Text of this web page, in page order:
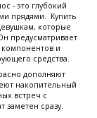
- это глубокий
прядями. Купить
которые
предусматривает
компонентов и
средства.
дополняют
накопительный
встреч с
заметен сразу.